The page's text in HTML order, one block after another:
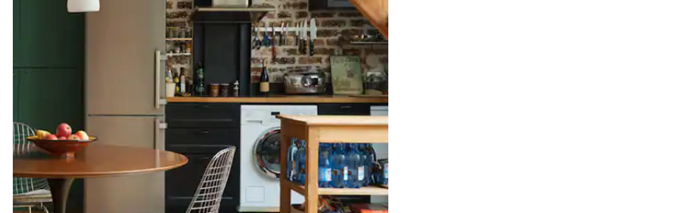
les flèches vers le haut et vers le bas, ou en appuyant dessus et en les faisant glisser.